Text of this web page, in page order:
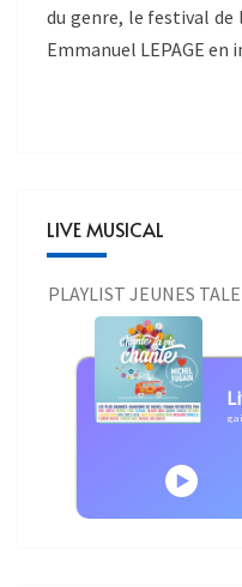
du genre, le festival de
Emmanuel LEPAGE en
LIVE MUSICAL
PLAYLIST JEUNES
Michel Fugain